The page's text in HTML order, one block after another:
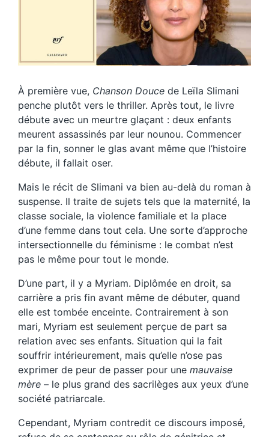
À première vue, Chanson Douce de Leïla Slimani
penche plutôt vers le thriller. Après tout, le livre
débute avec un meurtre glaçant : deux enfants
meurent assassinés par leur nounou. Commencer
par la fin, sonner le glas avant même que l’histoire
débute, il fallait oser.
Mais le récit de Slimani va bien au-delà du roman à
suspense. Il traite de sujets tels que la maternité, la
classe sociale, la violence familiale et la place
d’une femme dans tout cela. Une sorte d’approche
intersectionnelle du féminisme : le combat n’est
pas le même pour tout le monde.
D’une part, il y a Myriam. Diplômée en droit, sa
carrière a pris fin avant même de débuter, quand
elle est tombée enceinte. Contrairement à son
mari, Myriam est seulement perçue de part sa
relation avec ses enfants. Situation qui la fait
souffrir intérieurement, mais qu’elle n’ose pas
exprimer de peur de passer pour une mauvaise
mère – le plus grand des sacrilèges aux yeux d’une
société patriarcale.
Cependant, Myriam contredit ce discours imposé,